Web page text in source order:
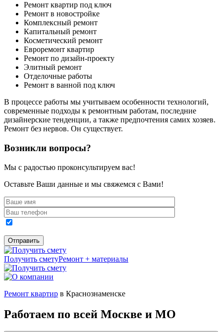
Ремонт квартир под ключ
Ремонт в новостройке
Комплексный ремонт
Капитальный ремонт
Косметический ремонт
Евроремонт квартир
Ремонт по дизайн-проекту
Элитный ремонт
Отделочные работы
Ремонт в ванной под ключ
В процессе работы мы учитываем особенности технологий,
современные подходы к ремонтным работам, последние
дизайнерские тенденции, а также предпочтения самих хозяев.
Ремонт без нервов. Он существует.
Возникли вопросы?
Мы с радостью проконсультируем вас!
Оставьте Ваши данные и мы свяжемся с Вами!
Получить сметуРемонт + материалы
Ремонт квартир в Краснознаменске
Работаем по всей Москве и МО